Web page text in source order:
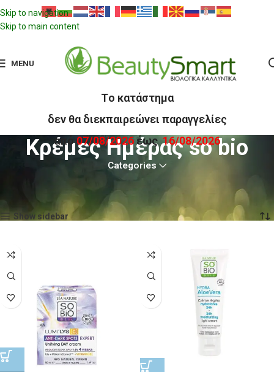
Skip to navigation
Skip to main content
MENU
Tο κατάστημα
δεν θα διεκπαιρεώνει παραγγελίες
από 07/08/2026 έως16/08/2026
Κρέμες Ημέρας so bio
Categories
Προβάλλονται όλα - 9 αποτελέσματα
Show sidebar